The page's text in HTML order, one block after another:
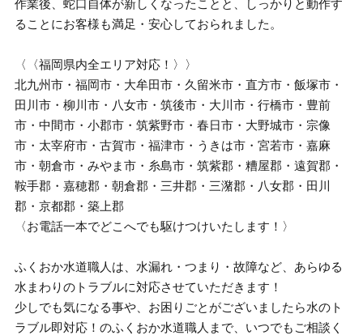
作業後、蛇口自体が新しくなったことと、しっかりと動作す
ることにお客様も満足・安心しておられました。
〈〈福岡県内全エリア対応！〉〉
北九州市・福岡市・大牟田市・久留米市・直方市・飯塚市・
田川市・柳川市・八女市・筑後市・大川市・行橋市・豊前
市・中間市・小郡市・筑紫野市・春日市・大野城市・宗像
市・太宰府市・古賀市・福津市・うきは市・宮若市・嘉麻
市・朝倉市・みやま市・糸島市・筑紫郡・糟屋郡・遠賀郡・
鞍手郡・嘉穂郡・朝倉郡・三井郡・三潴郡・八女郡・田川
郡・京都郡・築上郡
〈お電話一本でどこへでも駆けつけいたします！〉
ふくおか水道職人は、水漏れ・つまり・故障など、あらゆる
水まわりのトラブルに対応させていただきます！
少しでも気になる事や、お困りごとがございましたら水のト
ラブル即対応！のふくおか水道職人まで、いつでもご相談く